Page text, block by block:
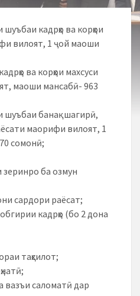
кадрҳо ва корҳои
вилоят, 1 ҷой маоши
ва корҳои махсуси
маоши мансабӣ- 963
шуъбаи банақшагирӣ,
маорифи вилоят, 1
сомонӣ;
зеринро ба озмун
сардори раёсат;
кадрҳо (бо 2 дона
таҳсилот;
саломатӣ дар